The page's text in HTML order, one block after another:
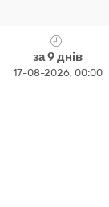
за 9 днів
17-08-2026, 00:00